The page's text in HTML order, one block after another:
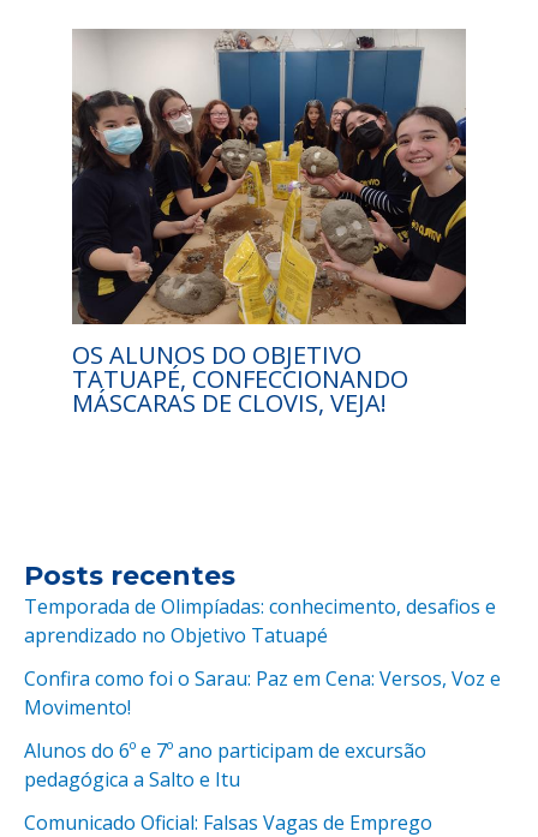
OS ALUNOS DO OBJETIVO
TATUAPÉ, CONFECCIONANDO
MÁSCARAS DE CLOVIS, VEJA!
Posts recentes
Temporada de Olimpíadas: conhecimento, desafios e
aprendizado no Objetivo Tatuapé
Confira como foi o Sarau: Paz em Cena: Versos, Voz e
Movimento!
Alunos do 6º e 7º ano participam de excursão
pedagógica a Salto e Itu
Comunicado Oficial: Falsas Vagas de Emprego